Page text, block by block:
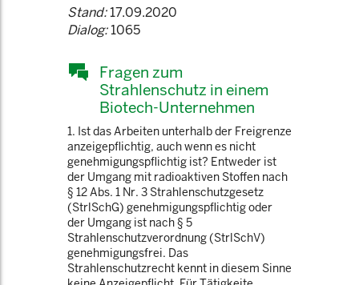
Stand:17.09.2020
Dialog:1065
Fragen zum
Strahlenschutz in einem
Biotech-Unternehmen
1. Ist das Arbeiten unterhalb der Freigrenze
anzeigepflichtig, auch wenn es nicht
genehmigungspflichtig ist? Entweder ist
der Umgang mit radioaktiven Stoffen nach
§ 12 Abs. 1 Nr. 3 Strahlenschutzgesetz
(StrlSchG) genehmigungspflichtig oder
der Umgang ist nach § 5
Strahlenschutzverordnung (StrlSchV)
genehmigungsfrei. Das
Strahlenschutzrecht kennt in diesem Sinne